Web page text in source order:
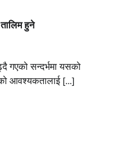
हुने
गएको सन्दर्भमा यसको
आवश्यकतालाई […]